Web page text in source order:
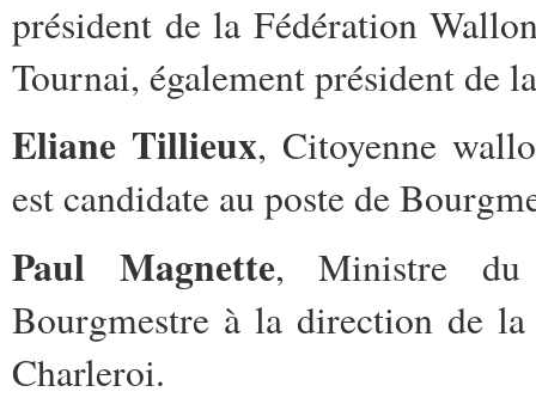
président de la Fédération
Tournai, également président de
Eliane Tillieux, Citoyenne
est candidate au poste de
Paul Magnette, Ministre du
Bourgmestre à la direction de
Charleroi.